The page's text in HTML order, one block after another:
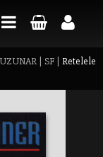
| SF| Retelele